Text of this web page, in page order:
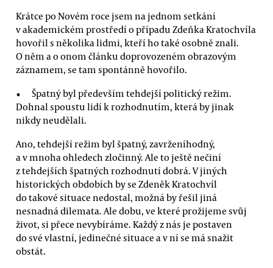
Krátce po Novém roce jsem na jednom setkání
v akademickém prostředí o případu Zdeňka Kratochvíla
hovořil s několika lidmi, kteří ho také osobně znali.
O něm a o onom článku doprovozeném obrazovým
záznamem, se tam spontánně hovořilo.
Špatný byl především tehdejší politický režim.
Dohnal spoustu lidí k rozhodnutím, která by jinak
nikdy neudělali.
Ano, tehdejší režim byl špatný, zavrženíhodný,
a v mnoha ohledech zločinný. Ale to ještě nečiní
z tehdejších špatných rozhodnutí dobrá. V jiných
historických obdobích by se Zdeněk Kratochvíl
do takové situace nedostal, možná by řešil jiná
nesnadná dilemata. Ale dobu, ve které prožijeme svůj
život, si přece nevybíráme. Každý z nás je postaven
do své vlastní, jedinečné situace a v ní se má snažit
obstát.